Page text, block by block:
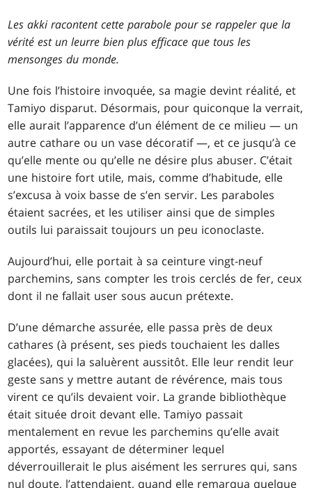
Les akki racontent cette parabole pour se rappeler que la
vérité est un leurre bien plus efficace que tous les
mensonges du monde.
Une fois l’histoire invoquée, sa magie devint réalité, et
Tamiyo disparut. Désormais, pour quiconque la verrait,
elle aurait l’apparence d’un élément de ce milieu — un
autre cathare ou un vase décoratif —, et ce jusqu’à ce
qu’elle mente ou qu’elle ne désire plus abuser. C’était
une histoire fort utile, mais, comme d’habitude, elle
s’excusa à voix basse de s’en servir. Les paraboles
étaient sacrées, et les utiliser ainsi que de simples
outils lui paraissait toujours un peu iconoclaste.
Aujourd’hui, elle portait à sa ceinture vingt-neuf
parchemins, sans compter les trois cerclés de fer, ceux
dont il ne fallait user sous aucun prétexte.
D’une démarche assurée, elle passa près de deux
cathares (à présent, ses pieds touchaient les dalles
glacées), qui la saluèrent aussitôt. Elle leur rendit leur
geste sans y mettre autant de révérence, mais tous
virent ce qu’ils devaient voir. La grande bibliothèque
était située droit devant elle. Tamiyo passait
mentalement en revue les parchemins qu’elle avait
apportés, essayant de déterminer lequel
déverrouillerait le plus aisément les serrures qui, sans
nul doute, l’attendaient, quand elle remarqua quelque